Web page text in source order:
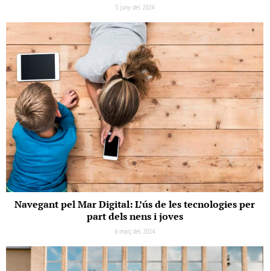
5 juny del 2024
Navegant pel Mar Digital: L’ús de les tecnologies per
part dels nens i joves
6 març del 2024